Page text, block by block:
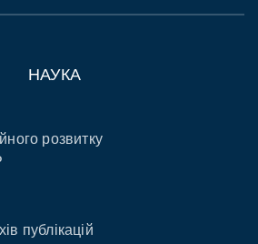
НАУКА
розвитку
публікацій